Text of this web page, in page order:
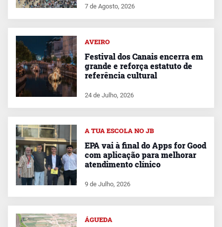
7 de Agosto, 2026
AVEIRO
Festival dos Canais encerra em
grande e reforça estatuto de
referência cultural
24 de Julho, 2026
A TUA ESCOLA NO JB
EPA vai à final do Apps for Good
com aplicação para melhorar
atendimento clínico
9 de Julho, 2026
ÁGUEDA